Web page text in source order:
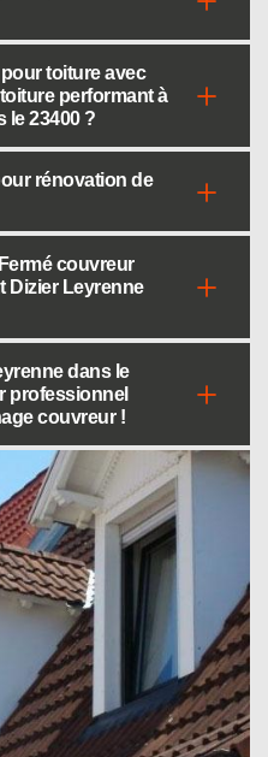
toiture avec
performant à
le 23400 ?
rénovation de
couvreur
Dizier Leyrenne
dans le
professionnel
couvreur !